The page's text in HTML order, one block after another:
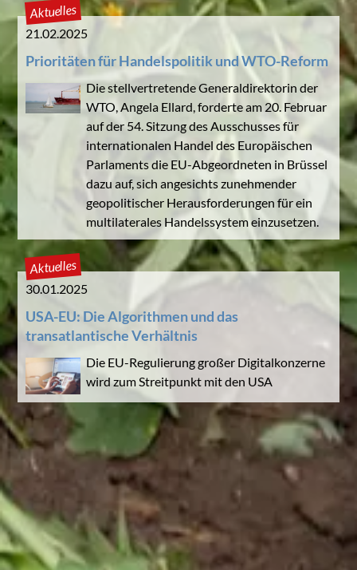
Aktuelles
21.02.2025
Prioritäten für Handelspolitik und WTO-Reform
Die stellvertretende Generaldirektorin der
WTO, Angela Ellard, forderte am 20. Februar
auf der 54. Sitzung des Ausschusses für
internationalen Handel des Europäischen
Parlaments die EU-Abgeordneten in Brüssel
dazu auf, sich angesichts zunehmender
geopolitischer Herausforderungen für ein
multilaterales Handelssystem einzusetzen.
Aktuelles
30.01.2025
USA-EU: Die Algorithmen und das
transatlantische Verhältnis
Die EU-Regulierung großer Digitalkonzerne
wird zum Streitpunkt mit den USA